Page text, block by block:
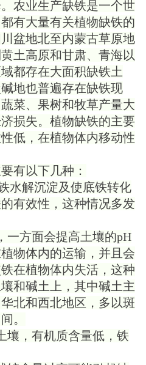
农业生产缺铁是一个世
有大量有关植物缺铁的
盆地北至内蒙古草原地
土高原和甘肃、青海以
都存在大面积缺铁土
地也普遍存在缺铁现
菜、果树和牧草产量大
损失。植物缺铁的主要
低，在植物体内移动性
以下几种：
解沉淀及使底铁转化
有效性，这种情况多发
方面会提高土壤的pH
物体内的运输，并且会
在植物体内失活，这种
和碱土上，其中碱土主
北和西北地区，多以斑
。
，有机质含量低，铁